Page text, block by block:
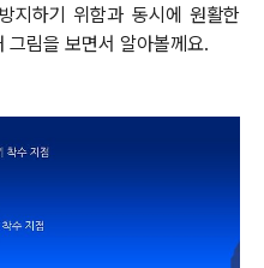
지하기 위함과 동시에 원활한
그림을 보면서 알아볼께요.